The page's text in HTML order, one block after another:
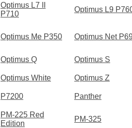
Optimus L7 II
P710
Optimus L9
Optimus Me P350 Optimus Net
Optimus Q Optimus S
Optimus White Optimus Z
P7200 Panther
PM-225 Red
Edition
PM-325